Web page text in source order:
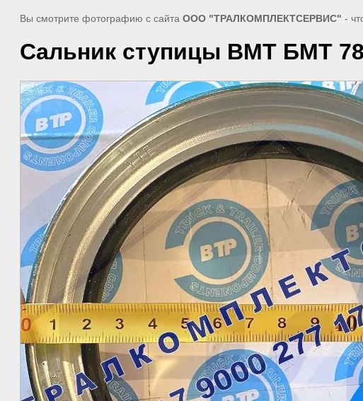
Вы смотрите фотографию с сайта ООО "ТРАЛКОМПЛЕКТСЕРВИС" -
Сальник ступицы BMT БМТ